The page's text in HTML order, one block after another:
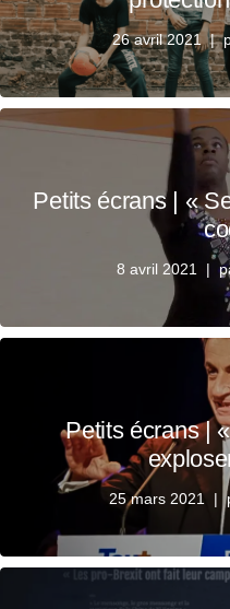
26 avril 2021
Petits écrans | «
8 avril 2021
Petits écrans |
25 mars 2021